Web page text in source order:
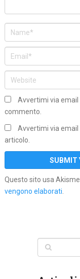
Avvertimi via email
commento.
Avvertimi via email
articolo.
Questo sito usa
vengono elaborati.